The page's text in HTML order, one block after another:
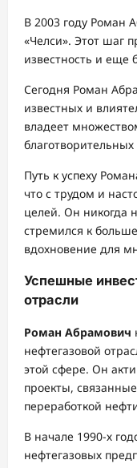
В 2003 году Роман
«Челси». Этот шаг
известность и еще
Сегодня Роман
известных и
владеет
благотворительных
Путь к успеху
что с трудом и
целей. Он никогда
стремился к
вдохновение для
Успешные
отрасли
Роман Абрамович
нефтегазовой
этой сфере. Он
проекты,
переработкой
В начале 1990-х
нефтегазовых